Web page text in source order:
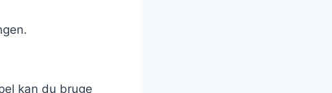
kan du bruge